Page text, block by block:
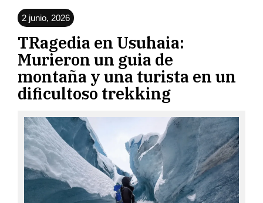
2 junio, 2026
TRagedia en Usuhaia:
Murieron un guia de
montaña y una turista en un
dificultoso trekking